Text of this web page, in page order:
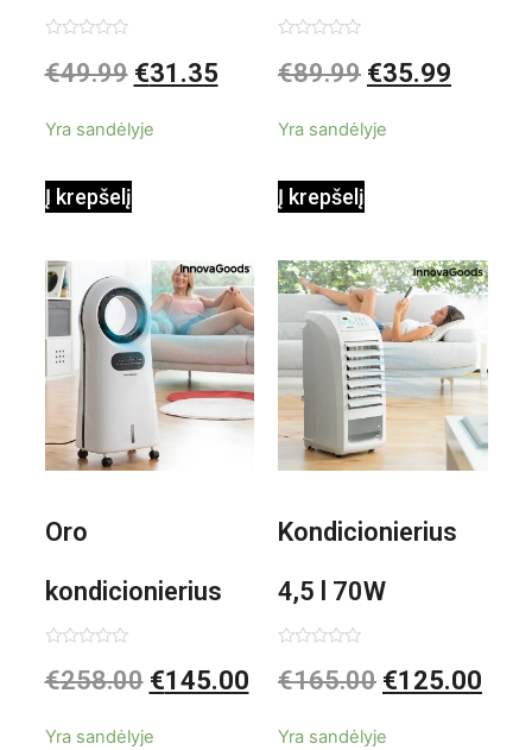
garintuvas su
0,35 L 3 Bar
1000W
0
iš
€49.99 €31.35
Yra sandėlyje
Į krepšelį
elektrinis
Shiatsu
0
iš
€89.99 €35.99
Yra sandėlyje
Į krepšelį
Oro
kondicionierius
Evareer
0
iš
€258.00 €145.00
Yra sandėlyje
Kondicionierius
4,5 l 70W
nešiojamas,
0
iš
€165.00 €125.00
Yra sandėlyje